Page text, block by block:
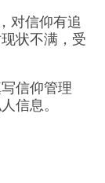
对信仰有追
状不满，受
信仰管理
信息。